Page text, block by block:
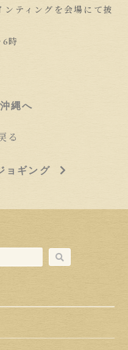
ンティングを会場にて披
時
縄へ
る
ョギング